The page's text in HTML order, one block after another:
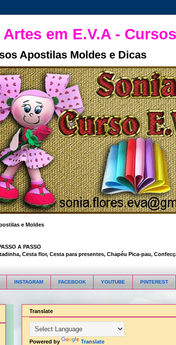
em E.V.A -
Apostilas Moldes e Dicas
e Moldes
A PASSO
Cesta flor, Cesta para presentes, Chapéu Pica-pau,
INSTAGRAM FACEBOOK YOUTUBE PINTEREST
Translate
Powered by Translate